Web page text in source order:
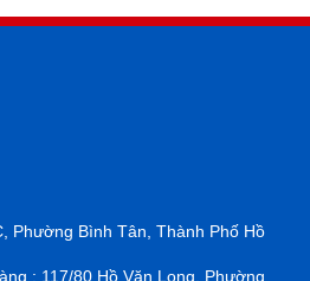
Phường Bình Tân, Thành Phố Hồ
: 117/80 Hồ Văn Long, Phường